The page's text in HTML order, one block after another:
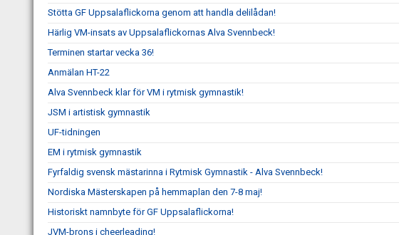
Stötta GF Uppsalaflickorna genom att handla delilådan!
Härlig VM-insats av Uppsalaflickornas Alva Svennbeck!
Terminen startar vecka 36!
Anmälan HT-22
Alva Svennbeck klar för VM i rytmisk gymnastik!
JSM i artistisk gymnastik
UF-tidningen
EM i rytmisk gymnastik
Fyrfaldig svensk mästarinna i Rytmisk Gymnastik - Alva Svennbeck!
Nordiska Mästerskapen på hemmaplan den 7-8 maj!
Historiskt namnbyte för GF Uppsalaflickorna!
JVM-brons i cheerleading!